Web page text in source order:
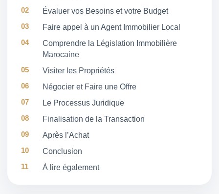
Évaluer vos Besoins et votre Budget
Faire appel à un Agent Immobilier Local
Comprendre la Législation Immobilière
Marocaine
Visiter les Propriétés
Négocier et Faire une Offre
Le Processus Juridique
Finalisation de la Transaction
Après l’Achat
Conclusion
À lire également